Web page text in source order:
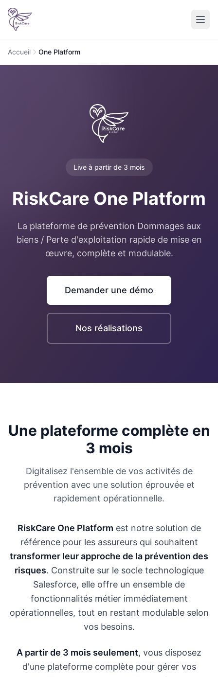
Accueil One Platform
Live à partir de 3 mois
RiskCare One Platform
La plateforme de prévention Dommages aux
biens / Perte d'exploitation rapide de mise en
œuvre, complète et modulable.
Demander une démo
Nos réalisations
Une plateforme complète en
3 mois
Digitalisez l'ensemble de vos activités de
prévention avec une solution éprouvée et
rapidement opérationnelle.
RiskCare One Platform est notre solution de
référence pour les assureurs qui souhaitent
transformer leur approche de la prévention des
risques. Construite sur le socle technologique
Salesforce, elle offre un ensemble de
fonctionnalités métier immédiatement
opérationnelles, tout en restant modulable selon
vos besoins.
A partir de 3 mois seulement, vous disposez
d'une plateforme complète pour gérer vos